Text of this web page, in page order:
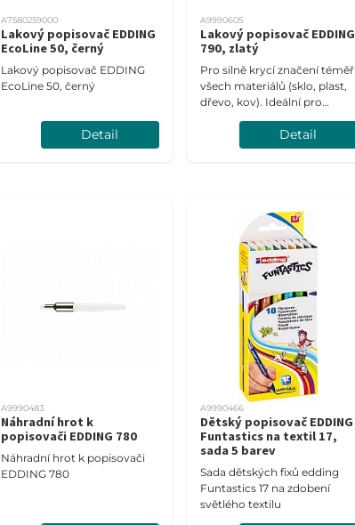
A7580259000
Lakový popisovač EDDING
EcoLine 50, černý
Lakový popisovač EDDING
EcoLine 50, černý
Detail
A9990605
Lakový popisovač EDDING
790, zlatý
Pro silně krycí značení téměř
všech materiálů (sklo, plast,
dřevo, kov). Ideální pro
tmavé a průsvitné materiály.
Šíře stopy 2-3 mm.
Detail
A9990483
Náhradní hrot k
popisovači EDDING 780
Náhradní hrot k popisovači
EDDING 780
A9990466
Dětský popisovač EDDING
Funtastics na textil 17,
sada 5 barev
Sada dětských fixů edding
Funtastics 17 na zdobení
světlého textilu